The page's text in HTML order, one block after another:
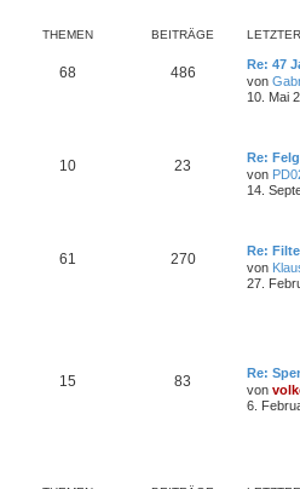
THEMEN BEITRÄGE
68 486
Re: 47
von
10. Mai
10 23
Re:
von
14.
61 270
Re:
von
27.
15 83
Re:
von
6.